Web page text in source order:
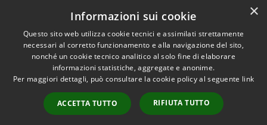
Dichiarazione di accessibilità
Accessibilità
Copyright © 2026 • Città di
Erice • Powered by
Municipium•
Accesso
redazione
×
Informazioni sui cookie
Questo sito web utilizza cookie tecnici e assimilati strettamente
necessari al corretto funzionamento e alla navigazione del sito,
nonché un cookie tecnico analitico al solo fine di elaborare
informazioni statistiche, aggregate e anonime.
Per maggiori dettagli, può consultare la cookie policy al seguente link
ACCETTA TUTTO RIFIUTA TUTTO